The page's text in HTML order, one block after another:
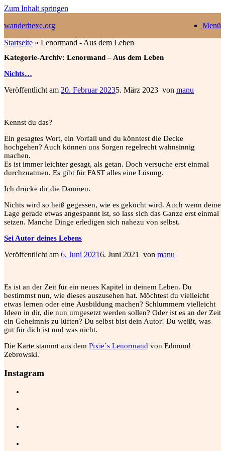
Zum Inhalt springen
wanderhexe.org
Menü
Startseite » Lenormand - Aus dem Leben
Kategorie-Archiv: Lenormand – Aus dem Leben
Nichts…
Veröffentlicht am 20. Februar 20235. März 2023 von manu
Kennst du das?
Ein gesagtes Wort, ein Vorfall und du könntest die Decke
hochgehen? Auch können uns Sorgen regelrecht wahnsinnig
machen.
Es ist immer leichter gesagt, als getan. Doch versuche erst einmal
durchzuatmen. Es gibt für FAST alles eine Lösung.
Ich drücke dir die Daumen.
Nichts wird so heiß gegessen, wie es gekocht wird. Auch wenn deine
Lage gerade etwas angespannt ist, so lass sich das Ganze erst einmal
setzen. Manche Dinge erledigen sich nahezu von selbst.
Sei Autor deines Lebens
Veröffentlicht am 6. Juni 20216. Juni 2021 von manu
Es ist an der Zeit für ein neues Kapitel in deinem Leben. Du
bestimmst nun, wie dieses auszusehen hat. Möchtest du vielleicht
etwas lernen oder eine Ausbildung machen? Schlummern vielleicht
Ideen in dir, die nun umgesetzt werden sollen? Oder ist es an der Zeit
ein Geheimnis zu lüften? Du selbst bist dein Autor! Du weißt, was
gut für dich ist und was nicht.
Die Karte stammt aus dem Pixie´s Lenormand von Edmund
Zebrowski.
Instagram